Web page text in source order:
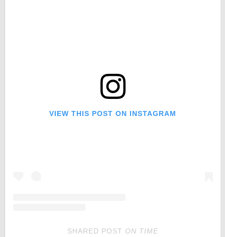
VIEW THIS POST ON INSTAGRAM
SHARED POST ON TIME